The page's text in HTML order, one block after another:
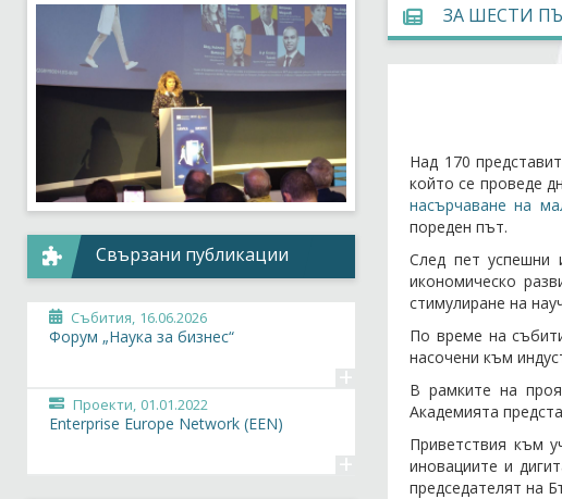
ЗА ШЕСТИ
Над 170
който се проведе
насърчаване на
пореден път.
След пет успешни
икономическо
стимулиране на
По време на
насочени към
В рамките на
Академията
Приветствия към
иновациите и
председателят на
Свързани публикации
Събития, 16.06.2026
Форум „Наука за бизнес“
+
Проекти, 01.01.2022
Enterprise Europe Network (EEN)
+